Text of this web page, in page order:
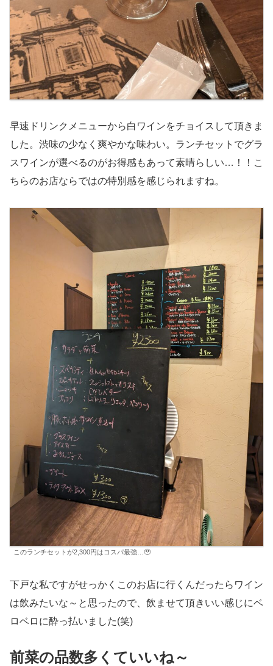
早速ドリンクメニューから白ワインをチョイスして頂きま
した。渋味の少なく爽やかな味わい。ランチセットでグラ
スワインが選べるのがお得感もあって素晴らしい…！！こ
ちらのお店ならではの特別感を感じられますね。
このランチセットが2,300円はコスパ最強…🥹
下戸な私ですがせっかくこのお店に行くんだったらワイン
は飲みたいな～と思ったので、飲ませて頂きいい感じにベ
ロベロに酔っ払いました(笑)
前菜の品数多くていいね～